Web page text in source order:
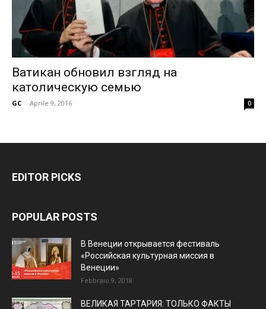
Ватикан обновил взгляд на
католическую семью
GC - Aprile 9, 2016 0
EDITOR PICKS
POPULAR POSTS
В Венеции открывается фестиваль
«Российская культурная миссия в
Венеции»
Febbraio 9, 2018
ВЕЛИКАЯ ТАРТАРИЯ: ТОЛЬКО ФАКТЫ